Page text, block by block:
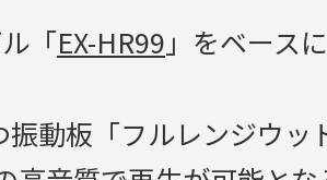
「EX-HR99 」をベース
動板「フルレンジウッ